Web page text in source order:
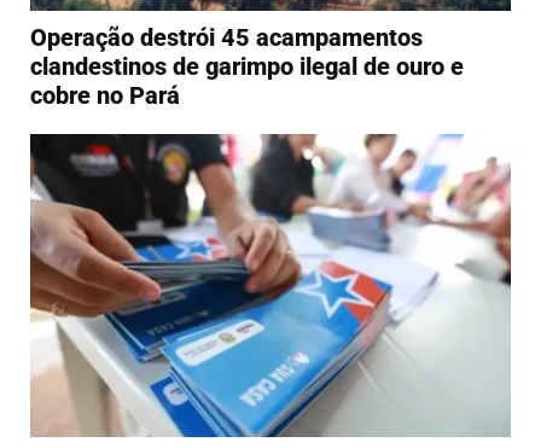
Operação destrói 45 acampamentos
clandestinos de garimpo ilegal de ouro e
cobre no Pará